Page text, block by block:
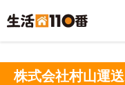
株式会社村山運送